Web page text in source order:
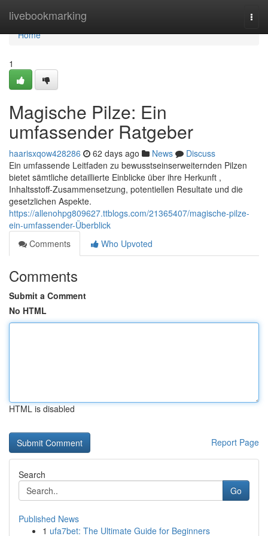
livebookmarking
Home
Home
1
Magische Pilze: Ein
umfassender Ratgeber
haarisxqow428286 62 days ago News
Discuss
Ein umfassende Leitfaden zu bewusstseinserweiternden Pilzen
bietet sämtliche detaillierte Einblicke über ihre Herkunft ,
Inhaltsstoff-Zusammensetzung, potentiellen Resultate und die
gesetzlichen Aspekte.
https://allenohpg809627.ttblogs.com/21365407/magische-pilze-
ein-umfassender-Überblick
Comments
Who Upvoted
Comments
Submit a Comment
No HTML
HTML is disabled
Report Page
Search
Go
Published News
1 ufa7bet: The Ultimate Guide for Beginners